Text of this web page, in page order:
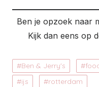
Ben je opzoek naar
Kijk dan eens op
Ben & Jerry's
ijs
rotterdam